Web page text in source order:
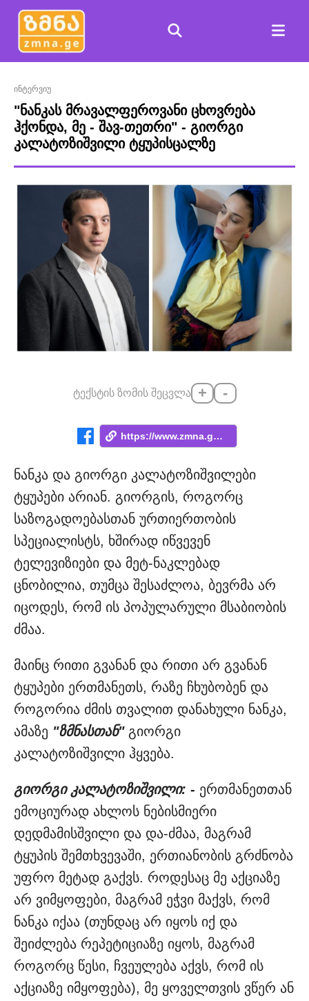
ინტერვიუ
"ნანკას მრავალფეროვანი ცხოვრება
ჰქონდა, მე - შავ-თეთრი" - გიორგი
კალატოზიშვილი ტყუპისცალზე
ტექსტის ზომის შეცვლა + -
https://www.zmna.ge/news/nankas-mravalpe...
ნანკა და გიორგი კალატოზიშვილები
ტყუპები არიან. გიორგის, როგორც
საზოგადოებასთან ურთიერთობის
სპეციალისტს, ხშირად იწვევენ
ტელევიზიები და მეტ-ნაკლებად
ცნობილია, თუმცა შესაძლოა, ბევრმა არ
იცოდეს, რომ ის პოპულარული მსაბიობის
ძმაა.
მაინც რითი გვანან და რითი არ გვანან
ტყუპები ერთმანეთს, რაზე ჩხუბობენ და
როგორია ძმის თვალით დანახული ნანკა,
ამაზე "ზმნასთან"გიორგი
კალატოზიშვილი ჰყვება.
გიორგი კალატოზიშვილი: - ერთმანეთთან
ემოციურად ახლოს ნებისმიერი
დედმამისშვილი და და-ძმაა, მაგრამ
ტყუპის შემთხვევაში, ერთიანობის გრძნობა
უფრო მეტად გაქვს. როდესაც მე აქციაზე
არ ვიმყოფები, მაგრამ ეჭვი მაქვს, რომ
ნანკა იქაა (თუნდაც არ იყოს იქ და
შეიძლება რეპეტიციაზე იყოს, მაგრამ
როგორც წესი, ჩვეულება აქვს, რომ ის
აქციაზე იმყოფება), მე ყოველთვის ვწერ ან